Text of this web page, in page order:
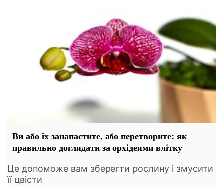
Ви або їх занапастите, або перетворите: як
правильно доглядати за орхідеями влітку
Це допоможе вам зберегти рослину і змусити
її цвісти